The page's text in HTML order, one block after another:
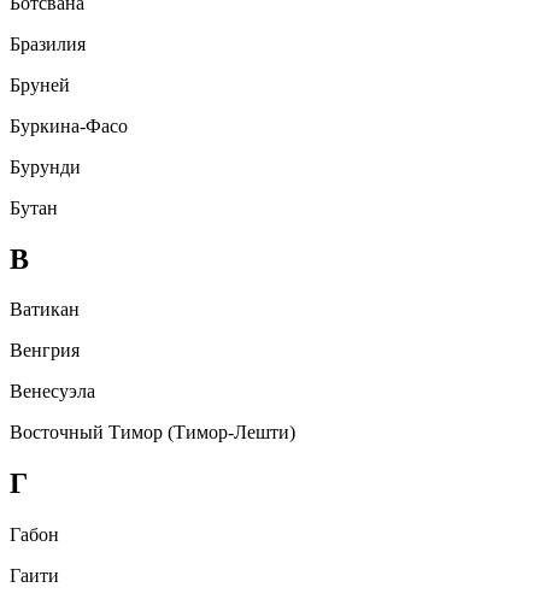
Бразилия
Бруней
Буркина-Фасо
Бурунди
Бутан
В
Ватикан
Венгрия
Венесуэла
Восточный Тимор (Тимор-Лешти)
Г
Габон
Гаити